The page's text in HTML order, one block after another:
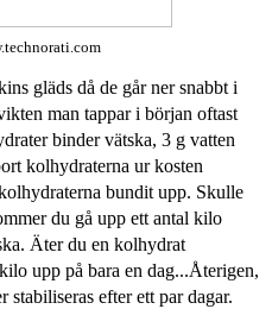
gläds då de går ner snabbt i
man tappar i början oftast
binder vätska, 3 g vatten
kolhydraterna ur kosten
bundit upp. Skulle
du gå upp ett antal kilo
Äter du en kolhydrat
upp på bara en dag...Återigen,
efter ett par dagar.